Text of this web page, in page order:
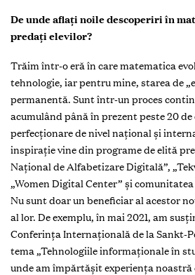
De unde aflați noile descoperiri în
predați elevilor?
Trăim într-o eră în care matematica
tehnologie, iar pentru mine, starea de
permanentă. Sunt într-un proces
acumulând până în prezent peste 20
perfecționare de nivel național și
inspirație vine din programe de elită
Național de Alfabetizare Digitală”,
„Women Digital Center” și
Nu sunt doar un beneficiar al acestor
al lor. De exemplu, în mai 2021, am
Conferința Internațională de la Sankt-
tema „Tehnologiile informaționale în
unde am împărtășit experiența noastră